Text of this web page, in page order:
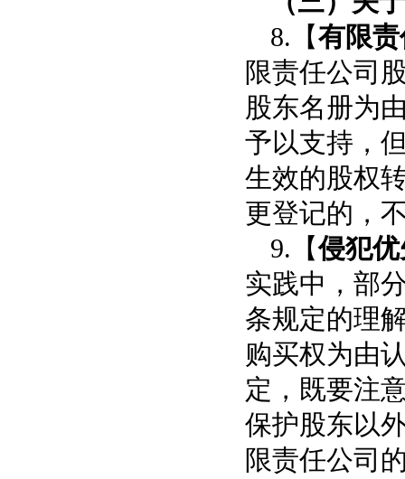
8.【有限
限责任公司
股东名册为
予以支持，
生效的股权
更登记的，
9.【侵犯
实践中，部
条规定的理
购买权为由
定，既要注
保护股东以
限责任公司